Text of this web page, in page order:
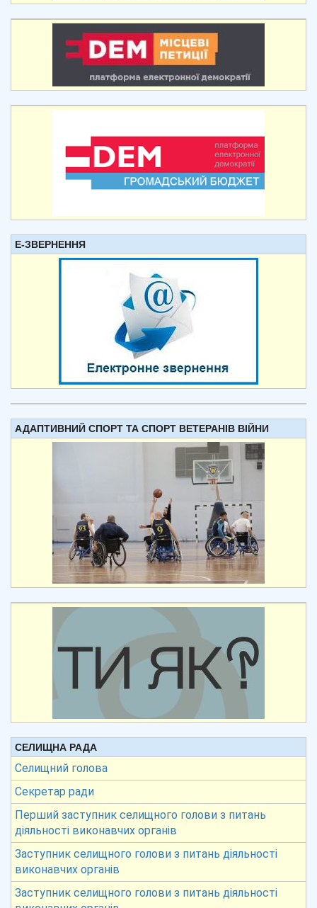
Е-ЗВЕРНЕННЯ
АДАПТИВНИЙ СПОРТ ТА СПОРТ ВЕТЕРАНІВ ВІЙНИ
СЕЛИЩНА РАДА
Селищний голова
Секретар ради
Перший заступник селищного голови з питань
діяльності виконавчих органів
Заступник селищного голови з питань діяльності
виконавчих органів
Заступник селищного голови з питань діяльності